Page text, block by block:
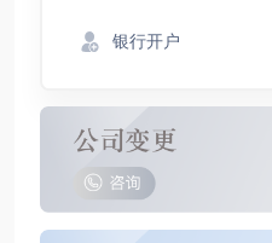
银行开户